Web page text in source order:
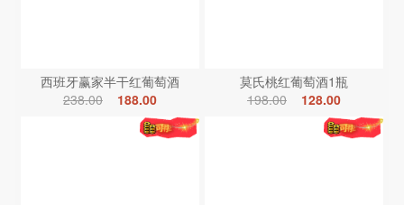
西班牙赢家半干红葡萄酒
238.00
188.00
莫氏桃红葡萄酒1瓶
198.00
128.00